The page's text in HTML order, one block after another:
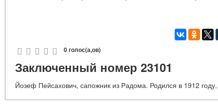
0 голос(а,ов)
Заключенный номер 23101
Йозеф Пейсахович, сапожник из Радома. Родился в 1912